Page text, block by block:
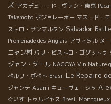
ズ アカデミー・ド・ヴァン・東京
Takemoto ボジョレーォー マス・ド・
ストロ・サンマルタン Salvador Batlle
Promenade des Anglais アヴィタル メ
ニャン村 パリ・ビストロ・ゴグットゥ
ジャン・ダール NAGOYA Vin Nature
ぺルリ・ポぺト Brasil Le Repaire
ジャンテ Asami キューヴェ・シャ
ぐいす トゥルイヤス Bresil Montgueux